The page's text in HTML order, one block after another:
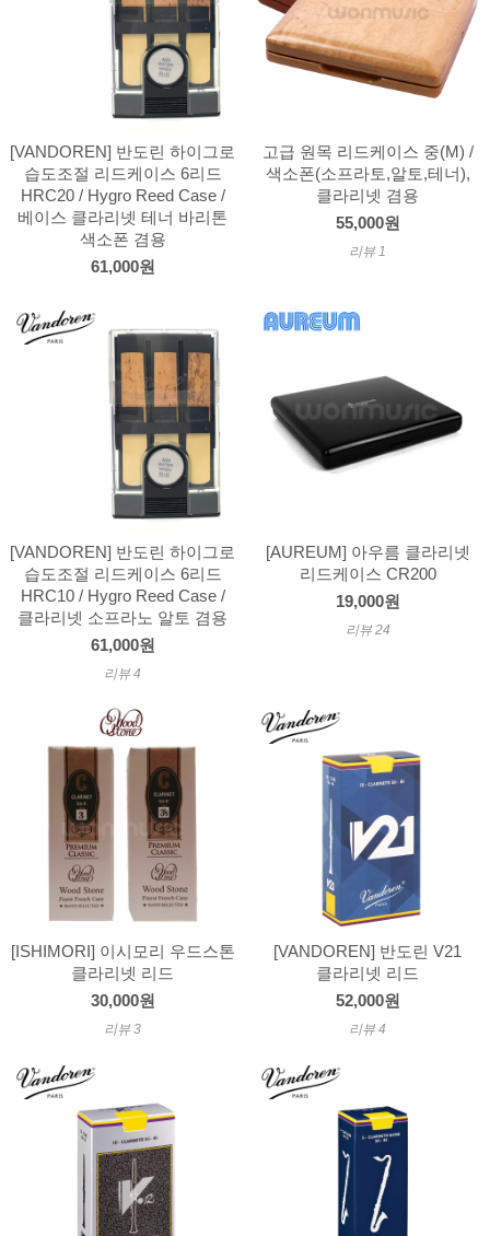
[VANDOREN] 반도린 하이그로
습도조절 리드케이스 6리드
HRC20 / Hygro Reed Case /
베이스 클라리넷 테너 바리톤
색소폰 겸용
61,000원
고급 원목 리드케이스 중(M) /
색소폰(소프라토,알토,테너),
클라리넷 겸용
55,000원
리뷰 1
[VANDOREN] 반도린 하이그로
습도조절 리드케이스 6리드
HRC10 / Hygro Reed Case /
클라리넷 소프라노 알토 겸용
61,000원
리뷰 4
[AUREUM] 아우름 클라리넷
리드케이스 CR200
19,000원
리뷰 24
[ISHIMORI] 이시모리 우드스톤
클라리넷 리드
30,000원
리뷰 3
[VANDOREN] 반도린 V21
클라리넷 리드
52,000원
리뷰 4